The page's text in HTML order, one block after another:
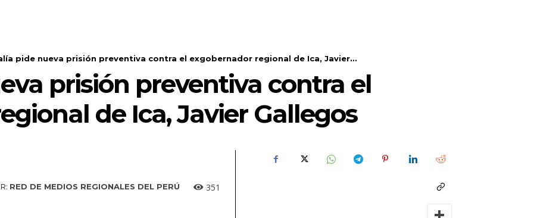
pide nueva prisión preventiva contra el exgobernador regional de Ica, Javier...
prisión preventiva contra el
de Ica, Javier Gallegos
RED DE MEDIOS REGIONALES DEL PERÚ 351